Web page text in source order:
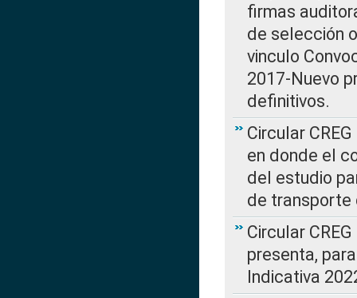
firmas
de selección
vinculo
2017-Nuevo
definitivos.
Circular
en donde el
del estudio
de transporte
Circular
presenta,
Indicativa